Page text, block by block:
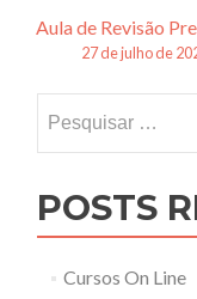
posts
Aula de Revisão
27 de julho de
por:
POSTS
Cursos On Line